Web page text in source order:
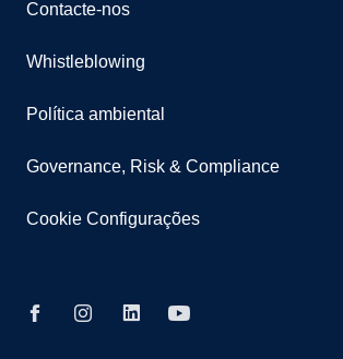
Contacte-nos
Whistleblowing
Política ambiental
Governance, Risk & Compliance
Cookie Configurações